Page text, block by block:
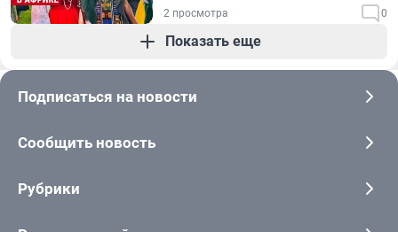
2 просмотра 0
Показать еще
Подписаться на новости
Сообщить новость
Рубрики